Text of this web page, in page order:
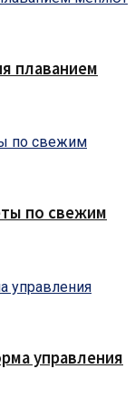
плаванием
по свежим
управления